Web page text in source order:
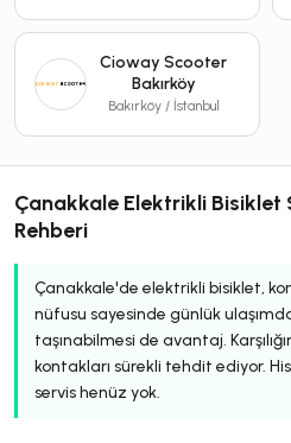
Cioway Scooter
Bakırköy
Bakırköy / İstanbul
Çanakkale Elektrikli Bisiklet
Rehberi
Çanakkale'de elektrikli bisiklet,
nüfusu sayesinde günlük
taşınabilmesi de avantaj.
kontakları sürekli tehdit ediyor.
servis henüz yok.